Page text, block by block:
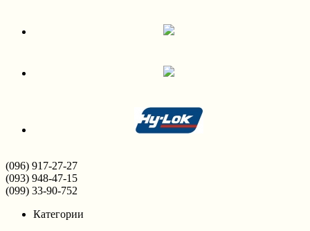
(096) 917-27-27
(093) 948-47-15
(099) 33-90-752
Категории